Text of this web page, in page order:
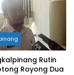
Rutin
Royong Dua